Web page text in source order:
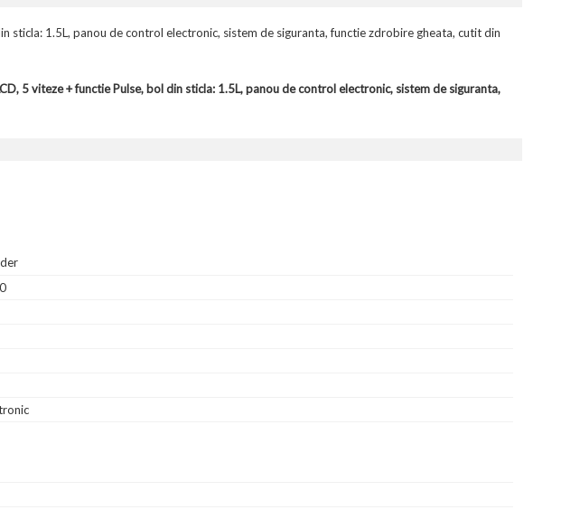
sticla: 1.5L, panou de control electronic, sistem de siguranta, functie zdrobire gheata, cutit din
5 viteze + functie Pulse, bol din sticla: 1.5L, panou de control electronic, sistem de siguranta,